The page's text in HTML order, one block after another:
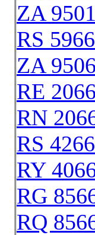
ZA
RS
ZA
RE
RN
RS
RY
RG
RQ